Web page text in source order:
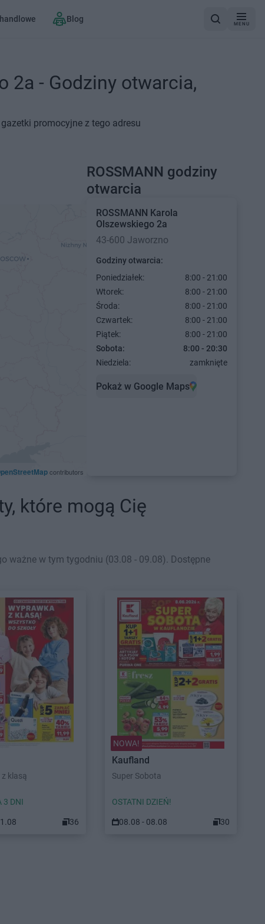
Blog
MENU
2a - Godziny otwarcia,
promocyjne z tego adresu
ROSSMANN godziny
otwarcia
ROSSMANN Karola
Olszewskiego 2a
43-600 Jaworzno
Godziny otwarcia:
Poniedziałek:
8:00 - 21:00
Wtorek:
8:00 - 21:00
Środa:
8:00 - 21:00
Czwartek:
8:00 - 21:00
Piątek:
8:00 - 21:00
Sobota:
8:00 - 20:30
Niedziela:
zamknięte
Pokaż w Google Maps
contributors
które mogą Cię
ważne w tym tygodniu (03.08 - 09.08). Dostępne
klasą
3 DNI
36
NOWA!
Kaufland
Super Sobota
OSTATNI DZIEŃ!
08.08 - 08.08 30